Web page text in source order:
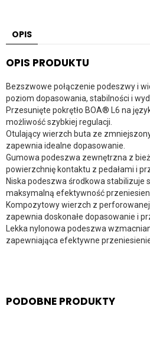
OPIS
OPIS PRODUKTU
Bezszwowe połączenie podeszwy i
poziom dopasowania, stabilności i
Przesunięte pokrętło BOA® L6 na
możliwość szybkiej regulacji.
Otulający wierzch buta ze
zapewnia idealne dopasowanie.
Gumowa podeszwa zewnętrzna z
powierzchnię kontaktu z pedałami i
Niska podeszwa środkowa stabilizuje
maksymalną efektywność
Kompozytowy wierzch z
zapewnia doskonałe dopasowanie i
Lekka nylonowa podeszwa
zapewniająca efektywne
PODOBNE PRODUKTY